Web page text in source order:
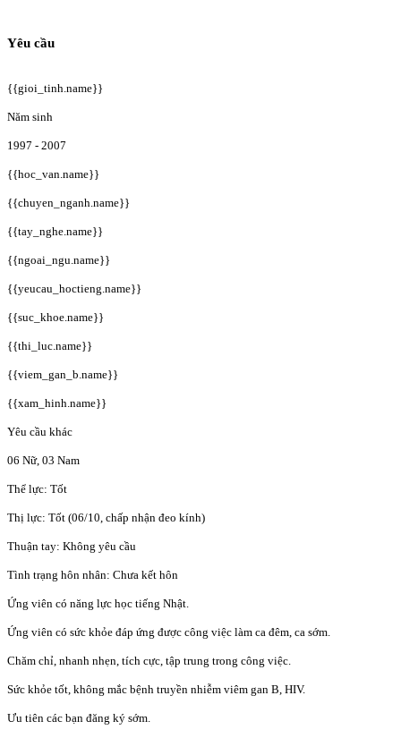
Yêu cầu
{{gioi_tinh.name}}
Năm sinh
1997 - 2007
{{hoc_van.name}}
{{chuyen_nganh.name}}
{{tay_nghe.name}}
{{ngoai_ngu.name}}
{{yeucau_hoctieng.name}}
{{suc_khoe.name}}
{{thi_luc.name}}
{{viem_gan_b.name}}
{{xam_hinh.name}}
Yêu cầu khác
06 Nữ, 03 Nam
Thể lực: Tốt
Thị lực: Tốt (06/10, chấp nhận đeo kính)
Thuận tay: Không yêu cầu
Tình trạng hôn nhân: Chưa kết hôn
Ứng viên có năng lực học tiếng Nhật.
Ứng viên có sức khỏe đáp ứng được công việc làm ca đêm, ca sớm.
Chăm chỉ, nhanh nhẹn, tích cực, tập trung trong công việc.
Sức khỏe tốt, không mắc bệnh truyền nhiễm viêm gan B, HIV.
Ưu tiên các bạn đăng ký sớm.